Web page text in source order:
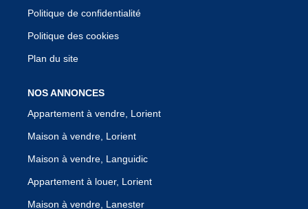
Politique de confidentialité
Politique des cookies
Plan du site
NOS ANNONCES
Appartement à vendre, Lorient
Maison à vendre, Lorient
Maison à vendre, Languidic
Appartement à louer, Lorient
Maison à vendre, Lanester